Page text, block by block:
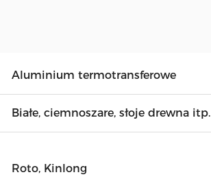
Aluminium termotransferowe
Białe, ciemnoszare, słoje drewna itp.
Roto, Kinlong